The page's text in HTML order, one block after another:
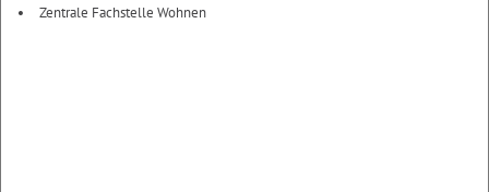
Zentrale Fachstelle Wohnen